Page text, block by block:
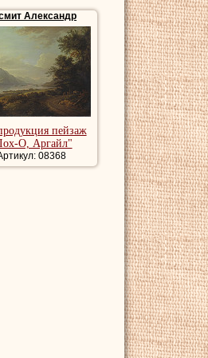
продолжил в
Александр
пейзаж
О, Аргайл"
08368